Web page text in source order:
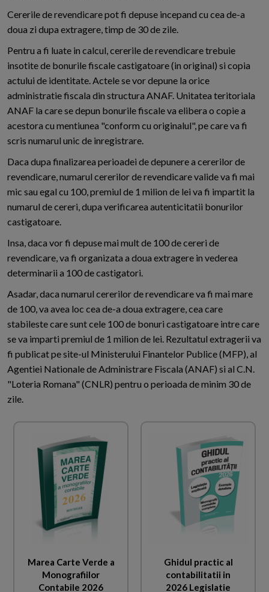
Cererile de revendicare pot fi depuse incepand cu cea de-a
doua zi dupa extragere, timp de 30 de zile.
Pentru a fi luate in calcul, cererile de revendicare trebuie
insotite de bonurile fiscale castigatoare (in original) si copia
actului de identitate. Actele se vor depune la orice
administratie fiscala din structura ANAF. Unitatea teritoriala
ANAF la care se depun bonurile fiscale va elibera o copie a
acestora cu mentiunea "conform cu originalul", pe care va fi
scris numarul unic de inregistrare.
Daca dupa finalizarea perioadei de depunere a cererilor de
revendicare, numarul cererilor de revendicare valide va fi mai
mic sau egal cu 100, premiul de 1 milion de lei va fi impartit la
numarul de cereri, dupa verificarea autenticitatii bonurilor
castigatoare.
Insa, daca vor fi depuse mai mult de 100 de cereri de
revendicare, va fi organizata a doua extragere in vederea
determinarii a 100 de castigatori.
Asadar, daca numarul cererilor de revendicare va fi mai mare
de 100, va avea loc cea de-a doua extragere, cea care
stabileste care sunt cele 100 de bonuri castigatoare intre care
se va imparti premiul de 1 milion de lei. Rezultatul extragerii va
fi publicat pe site-ul Ministerului Finantelor Publice (MFP), al
Agentiei Nationale de Administrare Fiscala (ANAF) si al C.N.
"Loteria Romana" (CNLR) pentru o perioada de minim 30 de
zile.
Marea Carte Verde a
Monografiilor
Contabile 2026
Ghidul practic al
contabilitatii in
2026 Legislatie